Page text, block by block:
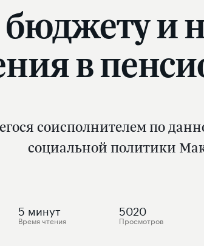
и
в
соисполнителем по
социальной политики
5 минут
Время чтения
5020
Просмотров